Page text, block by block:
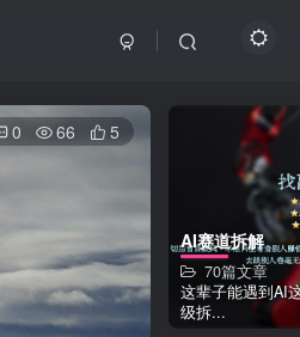
0 66 5
AI赛道拆解
70篇文章
这辈子能遇到AI
级拆...